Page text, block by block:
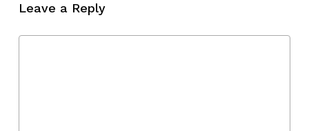
Leave a Reply